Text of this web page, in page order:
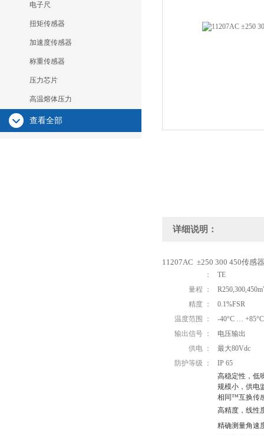
电子尺
扭矩传感器
加速度传感器
称重传感器
压力芯片
高温熔体压力
查看全部
详细说明：
11207AC ±250 300 450传感器
：
TE
量程 ：
精度 ：
0.1%FSR
温度范围 ：
-40°C … +85°C
输出信号 ：
电压输出
供电 ：
最大80Vdc
防护等级 ：
IP 65
高稳定性，低
规模小，供电
相同™互换传
高精度，线性
精确测量角速